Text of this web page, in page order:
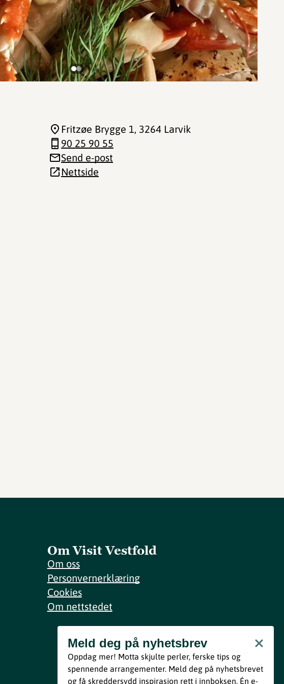
©
Fritzøe Brygge 1, 3264 Larvik
90 25 90 55
Send e-post
Nettside
Om Visit Vestfold
Om oss
Personvernerklæring
Cookies
Om nettstedet
Meld deg på nyhetsbrev
Bli med
Meld deg på nyhetsbrev
Oppdag mer! Motta skjulte perler, ferske tips og
spennende arrangementer. Meld deg på nyhetsbrevet
og få skreddersydd inspirasjon rett i innboksen. Én e-